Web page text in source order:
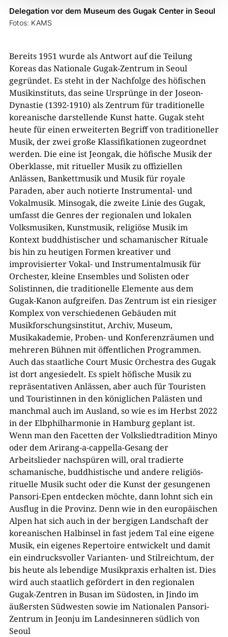
Delegation vor dem Museum des Gugak Center in Seoul
Fotos: KAMS
Bereits 1951 wurde als Antwort auf die Teilung
Koreas das Nationale Gugak-Zentrum in Seoul
gegründet. Es steht in der Nachfolge des höfischen
Musikinstituts, das seine Ursprünge in der Joseon-
Dynastie (1392-1910) als Zentrum für traditionelle
koreanische darstellende Kunst hatte. Gugak steht
heute für einen erweiterten Begriff von traditioneller
Musik, der zwei große Klassifikationen zugeordnet
werden. Die eine ist Jeongak, die höfische Musik der
Oberklasse, mit ritueller Musik zu offiziellen
Anlässen, Bankettmusik und Musik für royale
Paraden, aber auch notierte Instrumental- und
Vokalmusik. Minsogak, die zweite Linie des Gugak,
umfasst die Genres der regionalen und lokalen
Volksmusiken, Kunstmusik, religiöse Musik im
Kontext buddhistischer und schamanischer Rituale
bis hin zu heutigen Formen kreativer und
improvisierter Vokal- und Instrumentalmusik für
Orchester, kleine Ensembles und Solisten oder
Solistinnen, die traditionelle Elemente aus dem
Gugak-Kanon aufgreifen. Das Zentrum ist ein riesiger
Komplex von verschiedenen Gebäuden mit
Musikforschungsinstitut, Archiv, Museum,
Musikakademie, Proben- und Konferenzräumen und
mehreren Bühnen mit öffentlichen Programmen.
Auch das staatliche Court Music Orchestra des Gugak
ist dort angesiedelt. Es spielt höfische Musik zu
repräsentativen Anlässen, aber auch für Touristen
und Touristinnen in den königlichen Palästen und
manchmal auch im Ausland, so wie es im Herbst 2022
in der Elbphilharmonie in Hamburg geplant ist.
Wenn man den Facetten der Volksliedtradition Minyo
oder dem Arirang-a-cappella-Gesang der
Arbeitslieder nachspüren will, oral tradierte
schamanische, buddhistische und andere religiös-
rituelle Musik sucht oder die Kunst der gesungenen
Pansori-Epen entdecken möchte, dann lohnt sich ein
Ausflug in die Provinz. Denn wie in den europäischen
Alpen hat sich auch in der bergigen Landschaft der
koreanischen Halbinsel in fast jedem Tal eine eigene
Musik, ein eigenes Repertoire entwickelt und damit
ein eindrucksvoller Varianten- und Stilreichtum, der
bis heute als lebendige Musikpraxis erhalten ist. Dies
wird auch staatlich gefördert in den regionalen
Gugak-Zentren in Busan im Südosten, in Jindo im
äußersten Südwesten sowie im Nationalen Pansori-
Zentrum in Jeonju im Landesinneren südlich von
Seoul